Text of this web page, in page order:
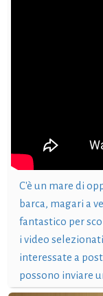
C'è un mare di
barca, magari a
fantastico per
i video
interessate a
possono inviare